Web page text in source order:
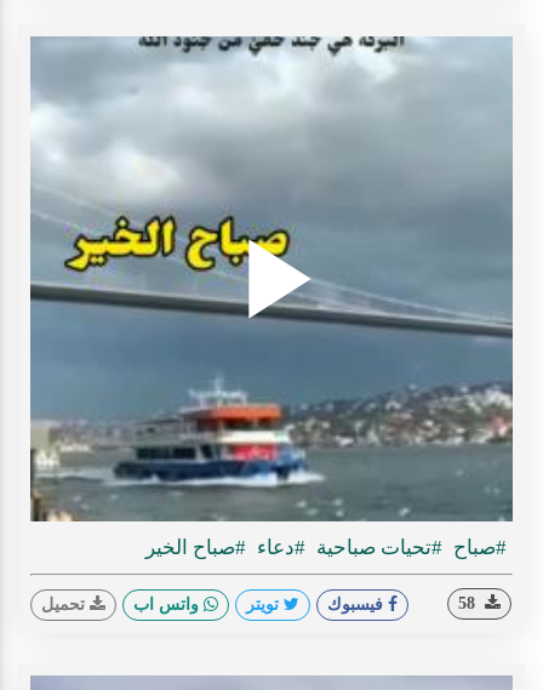
Play
#صباح #تحيات صباحية #دعاء #صباح الخير
فيسبوك تويتر واتس اب تحميل